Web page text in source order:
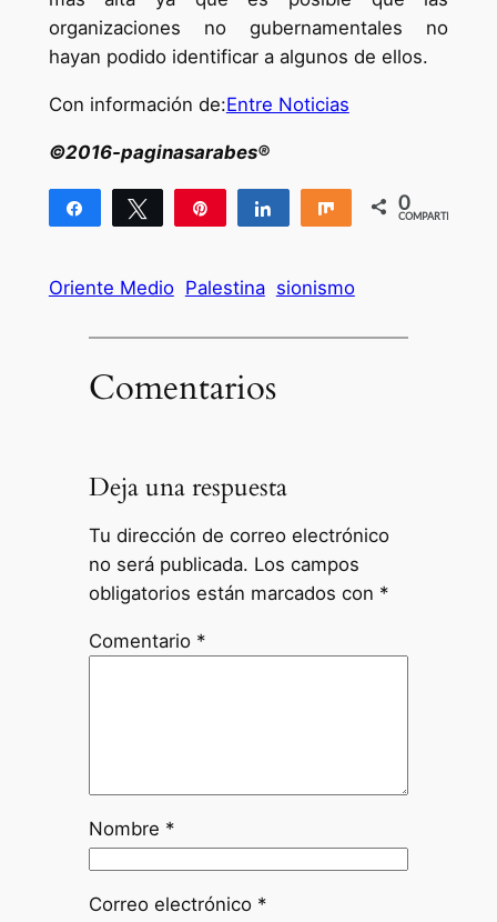
organizaciones no gubernamentales no
hayan podido identificar a algunos de ellos.
Con información de:Entre Noticias
©2016-paginasarabes®
Compartir Twittear Compartir Compartir
0
COMPARTIR
Oriente Medio Palestina sionismo
Comentarios
Deja una respuesta
Tu dirección de correo electrónico
no será publicada. Los campos
obligatorios están marcados con *
Comentario *
Nombre *
Correo electrónico *